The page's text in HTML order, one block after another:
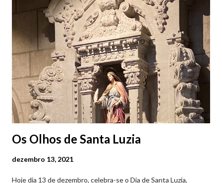
Feira Semanal em Viana do Castelo (2019.10.25) Feira Semanal
em Viana do Castelo (2019.10.25) Feira Semanal em Viana do
Castelo (2019.10.25) Feira Semanal em Viana do Castelo
(2019.10.25)
Os Olhos de Santa Luzia
dezembro 13, 2021
Hoje dia 13 de dezembro, celebra-se o Dia de Santa Luzia,